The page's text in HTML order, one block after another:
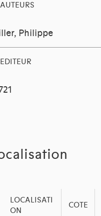
AUTEURS
Philippe
EDITEUR
LOCALISATI
ON
COTE